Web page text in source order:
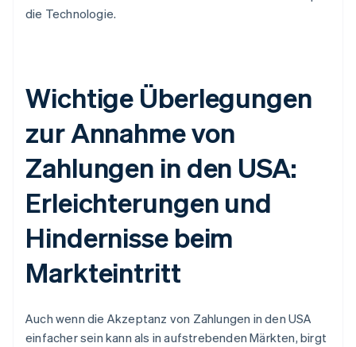
die Technologie.
Wichtige Überlegungen
zur Annahme von
Zahlungen in den USA:
Erleichterungen und
Hindernisse beim
Markteintritt
Auch wenn die Akzeptanz von Zahlungen in den USA
einfacher sein kann als in aufstrebenden Märkten, birgt